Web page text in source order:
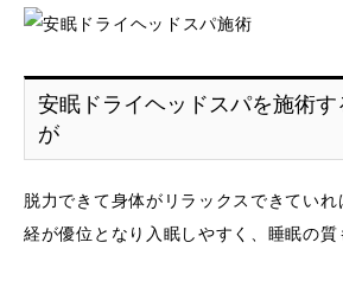
安眠ドライヘッドスパを施術
が
脱力できて身体がリラックスできてい
経が優位となり入眠しやすく、睡眠の質